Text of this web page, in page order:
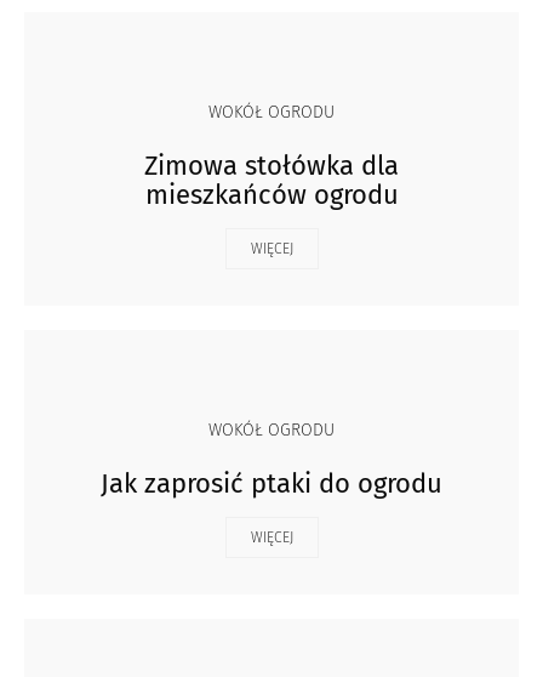
WOKÓŁ OGRODU
Zimowa stołówka dla
mieszkańców ogrodu
WIĘCEJ
WOKÓŁ OGRODU
Jak zaprosić ptaki do ogrodu
WIĘCEJ